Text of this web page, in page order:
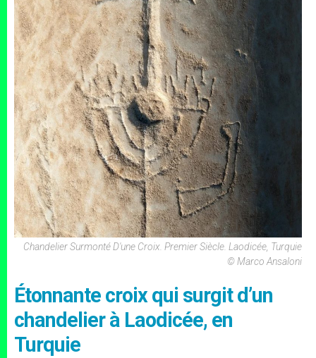
Chandelier Surmonté D'une Croix. Premier Siècle. Laodicée, Turquie
© Marco Ansaloni
Étonnante croix qui surgit d’un
chandelier à Laodicée, en
Turquie